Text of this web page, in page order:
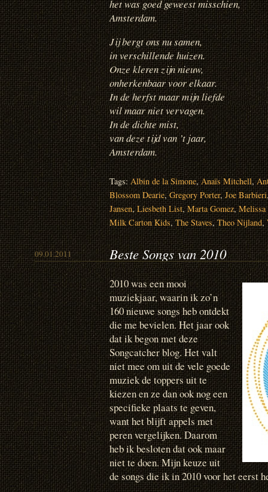
het was goed geweest misschien,
Amsterdam.
Jij bergt ons nu samen,
in verschillende huizen.
Onze kleren zijn nieuw,
onherkenbaar voor elkaar.
In de herfst maar mijn liefde
wil maar niet vervagen.
In de dichte mist,
van deze tijd van ’t jaar,
Amsterdam.
Tags:Albin de la Simone,Anaïs Mitchell,
Blossom Dearie,Gregory Porter,Joe Barbieri
Jansen,Liesbeth List,Marta Gomez,Melissa
Milk Carton Kids,The Staves,Theo Nijland,
09.01.2011 Beste Songs van 2010
2010 was een mooi
muziekjaar, waarin ik zo’n
160 nieuwe songs heb ontdekt
die me bevielen. Het jaar ook
dat ik begon met deze
Songcatcher blog. Het valt
niet mee om uit de vele goede
muziek de toppers uit te
kiezen en ze dan ook nog een
specifieke plaats te geven,
want het blijft appels met
peren vergelijken. Daarom
heb ik besloten dat ook maar
niet te doen. Mijn keuze uit
de songs die ik in 2010 voor het eerst